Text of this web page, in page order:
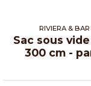
RIVIERA & BAR
Sac sous
300 cm -